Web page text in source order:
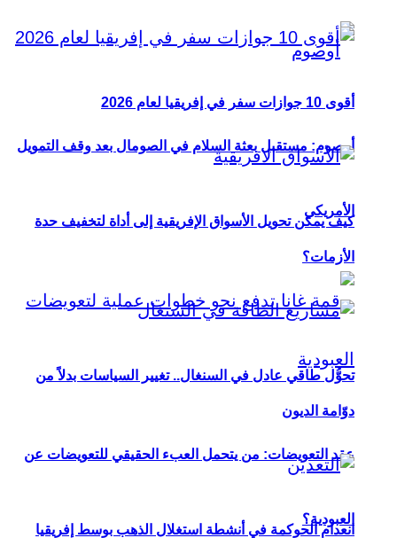
أوصوم: مستقبل بعثة السلام في الصومال بعد وقف التمويل
الأمريكي
عقد التعويضات: من يتحمل العبء الحقيقي للتعويضات عن
العبودية؟
أقوى 10 جوازات سفر في إفريقيا لعام 2026
كيف يمكن تحويل الأسواق الإفريقية إلى أداة لتخفيف حدة
الأزمات؟
تحوُّل طاقي عادل في السنغال.. تغيير السياسات بدلاً من
دوّامة الديون
انعدام الحوكمة في أنشطة استغلال الذهب بوسط إفريقيا